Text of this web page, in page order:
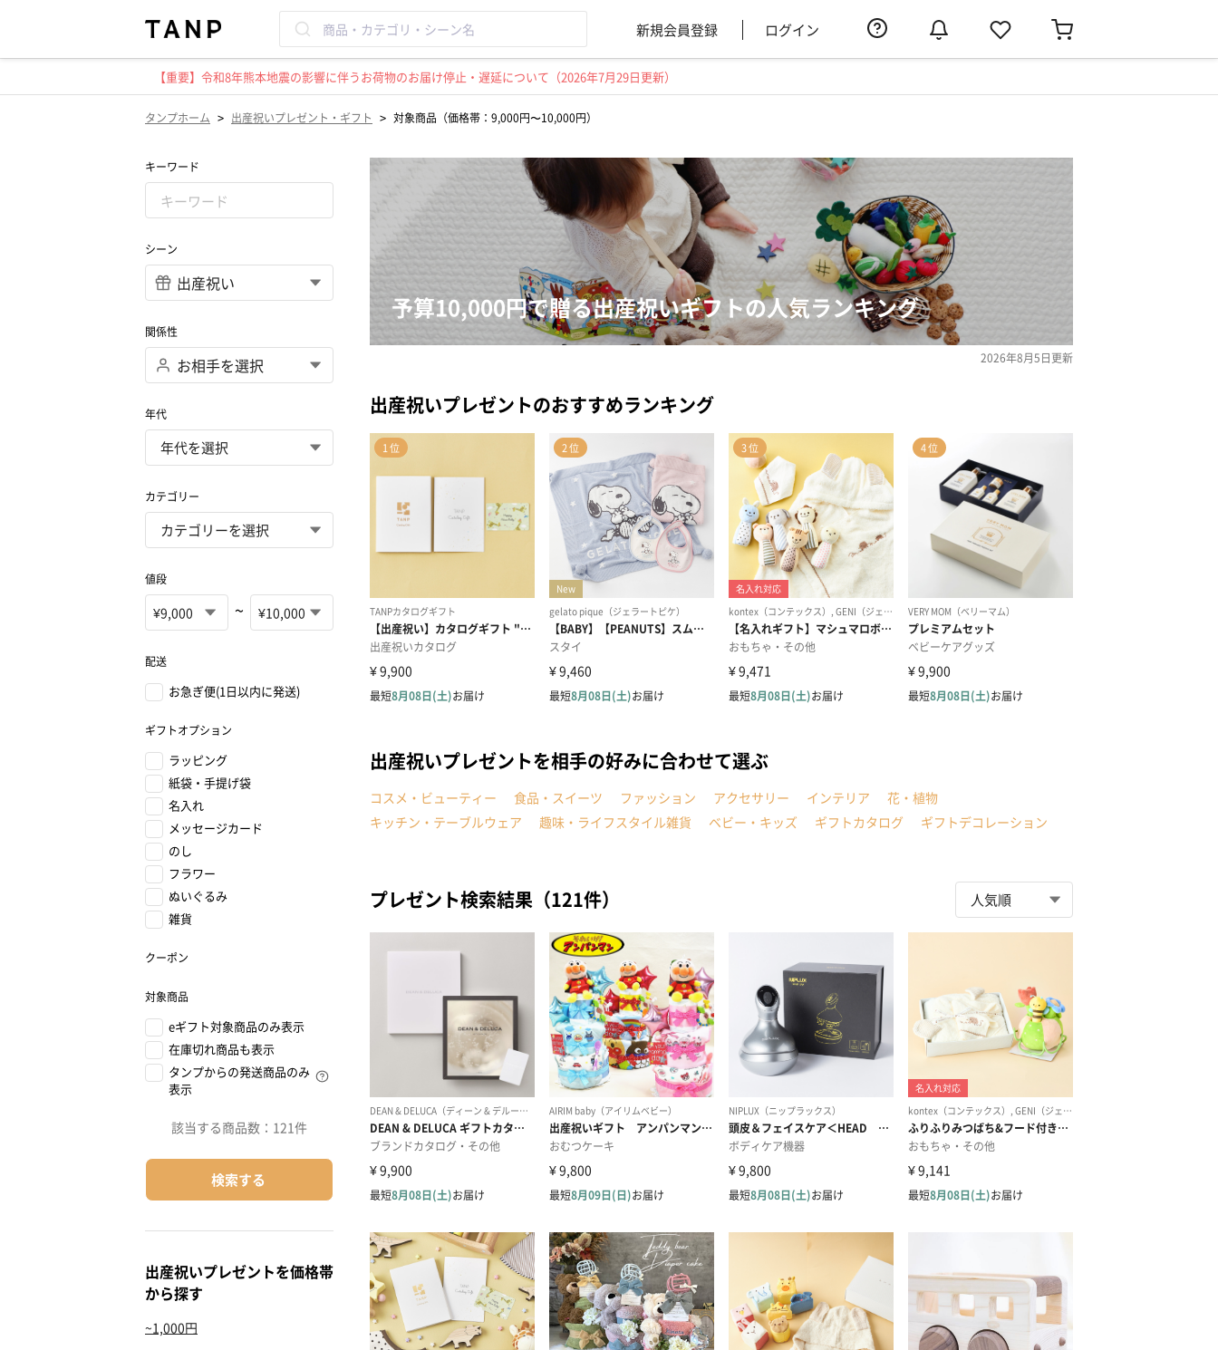
新規会員登録 ログイン
【重要】令和8年熊本地震の影響に伴うお荷物のお届け停止・遅延について（2026年7月29日更新）
タンプホーム > 出産祝いプレゼント・ギフト > 対象商品（価格帯：9,000円〜10,000円）
キーワード
シーン
関係性
年代
カテゴリー
値段
~
配送
お急ぎ便(1日以内に発送)
ギフトオプション
ラッピング
紙袋・手提げ袋
名入れ
メッセージカード
のし
フラワー
ぬいぐるみ
雑貨
クーポン
対象商品
eギフト対象商品のみ表示
在庫切れ商品も表示
タンプからの発送商品のみ
表示
該当する商品数： 121件
検索する
出産祝いプレゼントを価格帯
から探す
~1,000円
予算10,000円で贈る出産祝いギフトの人気ランキング
2026年8月5日更新
出産祝いプレゼントのおすすめランキング
出産祝いプレゼントを相手の好みに合わせて選ぶ
コスメ・ビューティー 食品・スイーツ ファッション アクセサリー インテリア
花・植物
キッチン・テーブルウェア
趣味・ライフスタイル雑貨 ベビー・キッズ ギフトカタログ ギフトデコレーション
プレゼント検索結果（121件）